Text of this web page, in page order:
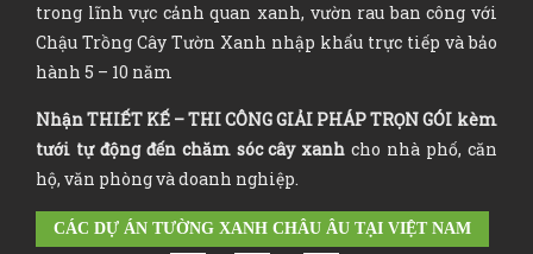
trong lĩnh vực cảnh quan xanh, vườn rau ban công với
Chậu Trồng Cây Tườn Xanh nhập khẩu trực tiếp và bảo
hành 5 – 10 năm
NhậnTHIẾT KẾ – THI CÔNG GIẢI PHÁP TRỌN GÓI kèm
tưới tự động đến chăm sóc cây xanh cho nhà phố, căn
hộ, văn phòng và doanh nghiệp.
CÁC DỰ ÁN TƯỜNG XANH CHÂU ÂU TẠI VIỆT NAM